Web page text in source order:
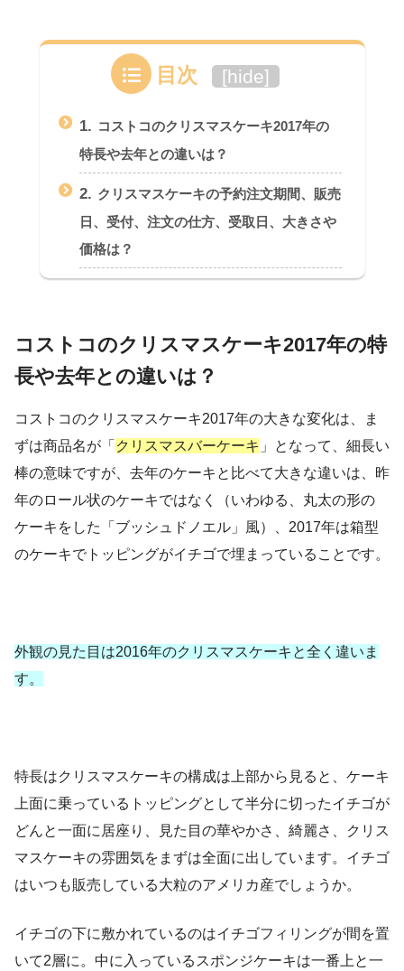
目次 [hide]
1. コストコのクリスマスケーキ2017年の
特長や去年との違いは？
2. クリスマスケーキの予約注文期間、販売
日、受付、注文の仕方、受取日、大きさや
価格は？
コストコのクリスマスケーキ2017年の特
長や去年との違いは？
コストコのクリスマスケーキ2017年の大きな変化は、ま
ずは商品名が「 クリスマスバーケーキ 」となって、細長い
棒の意味ですが、去年のケーキと比べて大きな違いは、昨
年のロール状のケーキではなく（いわゆる、丸太の形の
ケーキをした「ブッシュドノエル」風）、2017年は箱型
のケーキでトッピングがイチゴで埋まっていることです。
外観の見た目は2016年のクリスマスケーキと全く違いま
す。
特長はクリスマスケーキの構成は上部から見ると、ケーキ
上面に乗っているトッピングとして半分に切ったイチゴが
どんと一面に居座り、見た目の華やかさ、綺麗さ、クリス
マスケーキの雰囲気をまずは全面に出しています。イチゴ
はいつも販売している大粒のアメリカ産でしょうか。
イチゴの下に敷かれているのはイチゴフィリングが間を置
いて2層に。中に入っているスポンジケーキは一番上と一